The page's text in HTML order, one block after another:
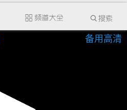
备用高清